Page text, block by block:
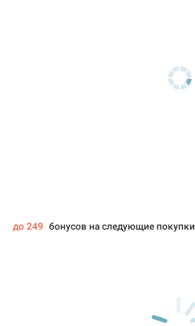
до 249 бонусов на следующие покупки